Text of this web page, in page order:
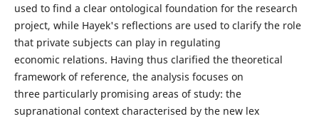
used to find a clear ontological foundation for the research
project, while Hayek's reflections are used to clarify the role
that private subjects can play in regulating
economic relations. Having thus clarified the theoretical
framework of reference, the analysis focuses on
three particularly promising areas of study: the
supranational context characterised by the new lex